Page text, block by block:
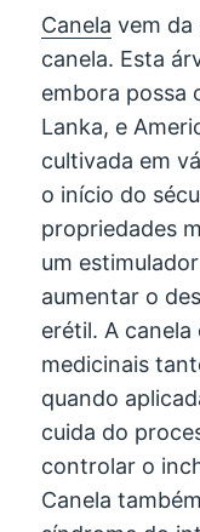
Canela vem da
canela. Esta
embora possa
Lanka, e
cultivada em
o início do
propriedades
um
aumentar o
erétil. A
medicinais
quando
cuida do
controlar o
Canela